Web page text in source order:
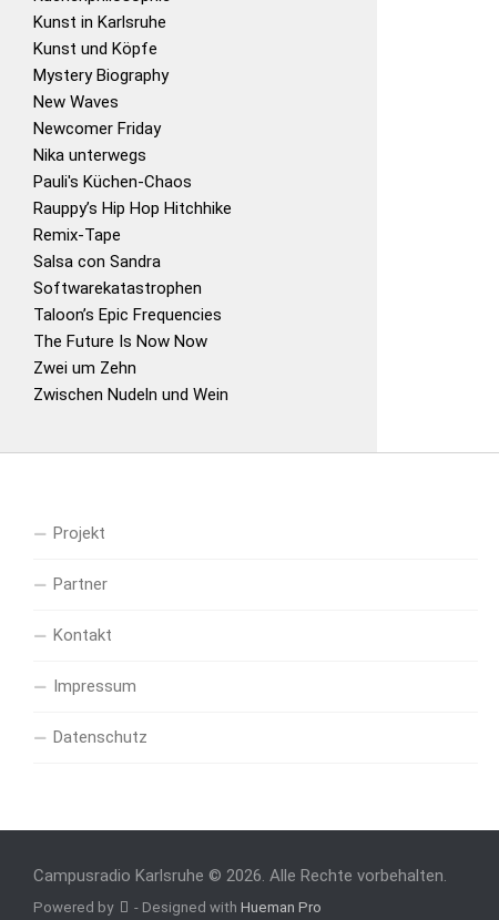
Kunst in Karlsruhe
Kunst und Köpfe
Mystery Biography
New Waves
Newcomer Friday
Nika unterwegs
Pauli's Küchen-Chaos
Rauppy’s Hip Hop Hitchhike
Remix-Tape
Salsa con Sandra
Softwarekatastrophen
Taloon’s Epic Frequencies
The Future Is Now Now
Zwei um Zehn
Zwischen Nudeln und Wein
Projekt
Partner
Kontakt
Impressum
Datenschutz
Campusradio Karlsruhe © 2026. Alle Rechte vorbehalten.
Powered by - Designed withHueman Pro